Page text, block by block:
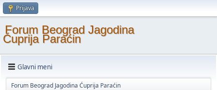
Prijava
Forum Beograd Jagodina
Ćuprija Paraćin
Glavni meni
Forum Beograd Jagodina Ćuprija Paraćin